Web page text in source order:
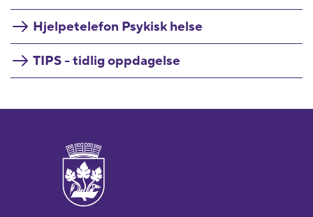
Hjelpetelefon Psykisk helse
TIPS - tidlig oppdagelse